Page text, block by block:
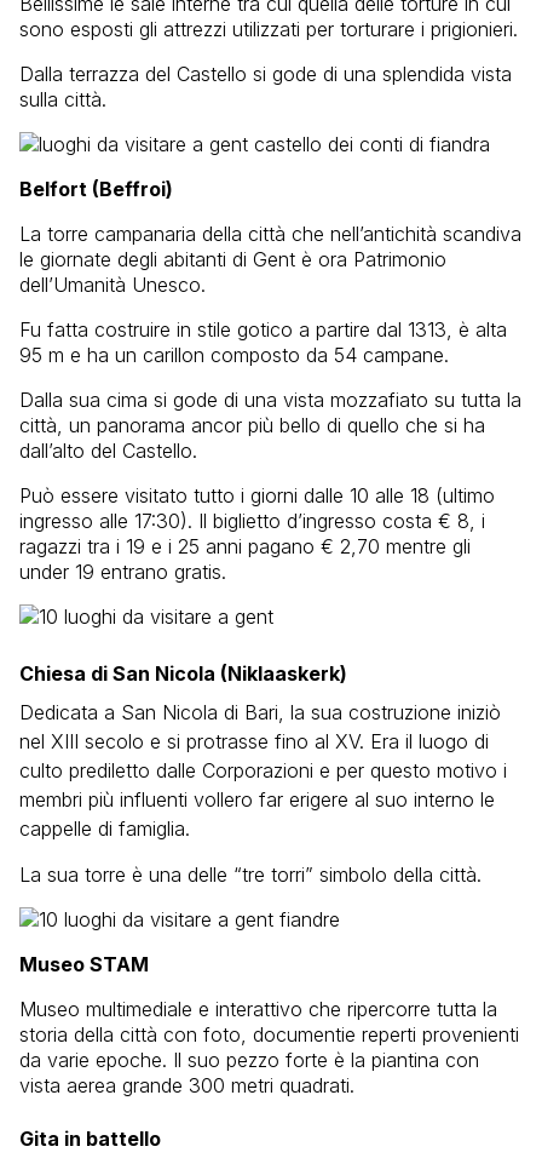
sono esposti gli attrezzi utilizzati per torturare i prigionieri.
Dalla terrazza del Castello si gode di una splendida vista
sulla città.
Belfort (Beffroi)
La torre campanaria della città che nell’antichità scandiva
le giornate degli abitanti di Gent è ora Patrimonio
dell’Umanità Unesco.
Fu fatta costruire in stile gotico a partire dal 1313, è alta
95 m e ha un carillon composto da 54 campane.
Dalla sua cima si gode di una vista mozzafiato su tutta la
città, un panorama ancor più bello di quello che si ha
dall’alto del Castello.
Può essere visitato tutto i giorni dalle 10 alle 18 (ultimo
ingresso alle 17:30). Il biglietto d’ingresso costa € 8, i
ragazzi tra i 19 e i 25 anni pagano € 2,70 mentre gli
under 19 entrano gratis.
Chiesa di San Nicola (Niklaaskerk)
Dedicata a San Nicola di Bari, la sua costruzione iniziò
nel XIII secolo e si protrasse fino al XV. Era il luogo di
culto prediletto dalle Corporazioni e per questo motivo i
membri più influenti vollero far erigere al suo interno le
cappelle di famiglia.
La sua torre è una delle “tre torri” simbolo della città.
Museo STAM
Museo multimediale e interattivo che ripercorre tutta la
storia della città con foto, documentie reperti provenienti
da varie epoche. Il suo pezzo forte è la piantina con
vista aerea grande 300 metri quadrati.
Gita in battello